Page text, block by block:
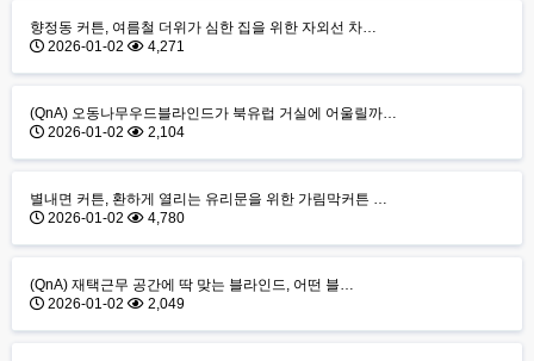
향정동 커튼, 여름철 더위가 심한 집을 위한 자외선 차…
2026-01-02
4,271
(QnA) 오동나무우드블라인드가 북유럽 거실에 어울릴까…
2026-01-02
2,104
별내면 커튼, 환하게 열리는 유리문을 위한 가림막커튼 …
2026-01-02
4,780
(QnA) 재택근무 공간에 딱 맞는 블라인드, 어떤 블…
2026-01-02
2,049